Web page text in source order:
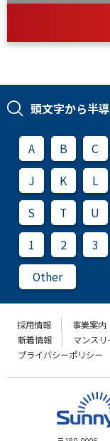
頭文字から半
A B C
J
K L
S
T U
1
2 3
Other
採用情報 事業案内
新着情報
マンスリ
プライバシーポリシー